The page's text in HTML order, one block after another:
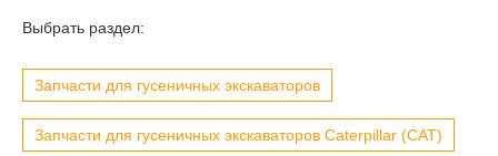
Выбрать раздел:
Запчасти для гусеничных экскаваторов
Запчасти для гусеничных экскаваторов Caterpillar (CAT)